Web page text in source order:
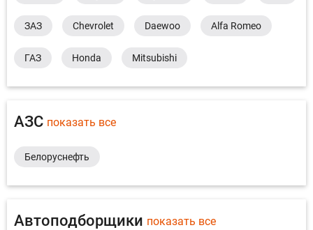
ЗАЗ Chevrolet Daewoo Alfa Romeo
ГАЗ Honda Mitsubishi
АЗС показать все
Белоруснефть
Автоподборщики показать все